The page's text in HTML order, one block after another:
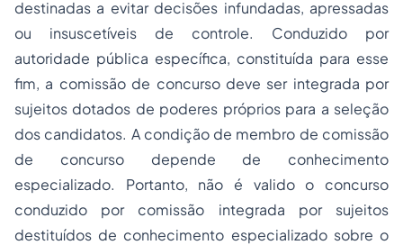
destinadas a evitar decisões infundadas, apressadas
ou insuscetíveis de controle. Conduzido por
autoridade pública específica, constituída para esse
fim, a comissão de concurso deve ser integrada por
sujeitos dotados de poderes próprios para a seleção
dos candidatos. A condição de membro de comissão
de concurso depende de conhecimento
especializado. Portanto, não é valido o concurso
conduzido por comissão integrada por sujeitos
destituídos de conhecimento especializado sobre o